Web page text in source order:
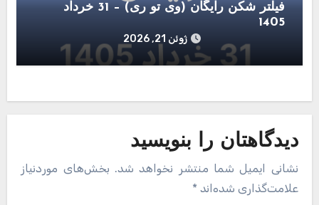
فیلتر شکن رایگان (وی تو ری) – 31 خرداد
1405
ژوئن 21, 2026
دیدگاهتان را بنویسید
نشانی ایمیل شما منتشر نخواهد شد. بخش‌های موردنیاز
علامت‌گذاری شده‌اند *